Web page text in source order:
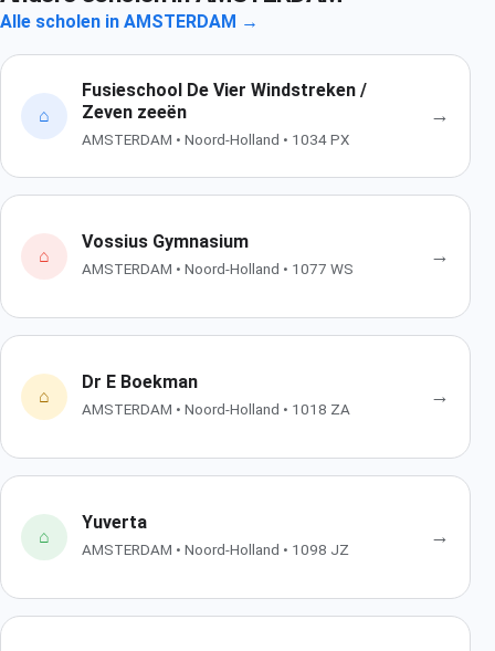
Alle scholen in AMSTERDAM →
⌂
Fusieschool De Vier Windstreken /
Zeven zeeën
AMSTERDAM • Noord-Holland • 1034 PX
→
⌂
Vossius Gymnasium
AMSTERDAM • Noord-Holland • 1077 WS
→
⌂
Dr E Boekman
AMSTERDAM • Noord-Holland • 1018 ZA
→
⌂
Yuverta
AMSTERDAM • Noord-Holland • 1098 JZ
→